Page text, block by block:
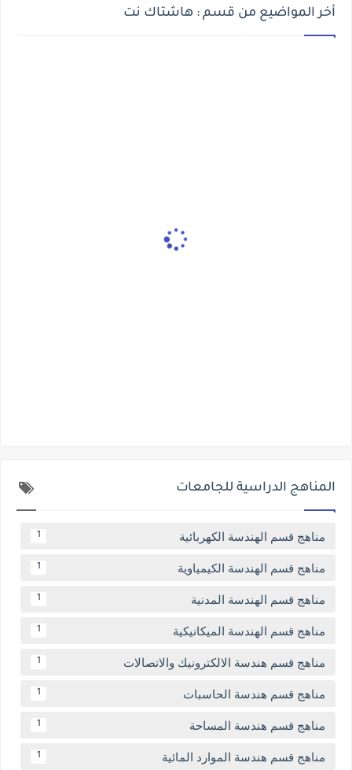
أخر المواضيع من قسم : هاشتاك نت
المناهج الدراسية للجامعات
مناهج قسم الهندسة الكهربائية 1
مناهج قسم الهندسة الكيمياوية 1
مناهج قسم الهندسة المدنية 1
مناهج قسم الهندسة الميكانيكية 1
مناهج قسم هندسة الالكترونيك والاتصالات 1
مناهج قسم هندسة الحاسبات 1
مناهج قسم هندسة المساحة 1
مناهج قسم هندسة الموارد المائية 1